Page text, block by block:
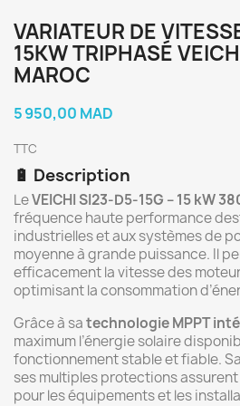
VARIATEUR DE
15KW TRIPHASÉ
MAROC
5 950,00 MAD
TTC
🔋 Description
LeVEICHI SI23-D5-15G – 15 kW
fréquence haute performance
industrielles et aux systèmes de
moyenne à grande puissance. Il
efficacement la vitesse des
optimisant la consommation
Grâce à satechnologie MPPT
maximum l’énergie solaire
fonctionnement stable et fiable.
ses multiples protections
pour les équipements et les